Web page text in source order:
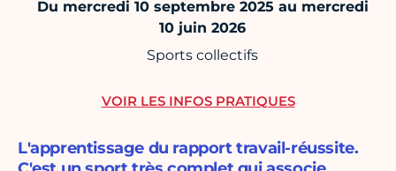
Du mercredi 10 septembre 2025 au mercredi
10 juin 2026
Sports collectifs
L'apprentissage du rapport travail-réussite.
VOIR LES INFOS PRATIQUES